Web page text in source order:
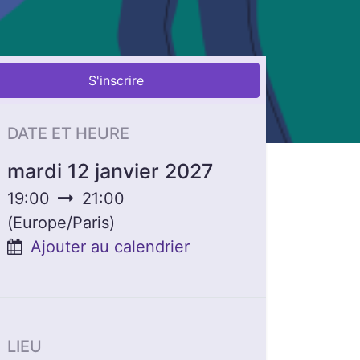
S'inscrire
DATE ET HEURE
mardi 12 janvier 2027
19:00
21:00
(Europe/Paris)
Ajouter au calendrier
LIEU